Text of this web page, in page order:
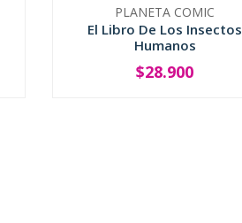
PLANETA COMIC
El Libro De Los Insectos
Humanos
SOLD OUT
$28.900